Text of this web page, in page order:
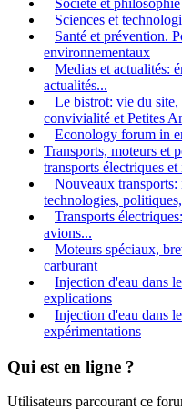
Société et philosophie
Sciences et
Santé et prévention.
environnementaux
Medias et actualités:
actualités...
Le bistrot: vie du site,
convivialité et Petites
Econology forum in
Transports, moteurs et
transports électriques
Nouveaux
technologies,
Transports
avions...
Moteurs spéciaux,
carburant
Injection d'eau dans
explications
Injection d'eau dans
expérimentations
Qui est en ligne ?
Utilisateurs parcourant ce